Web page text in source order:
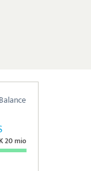
Balance
20 mio